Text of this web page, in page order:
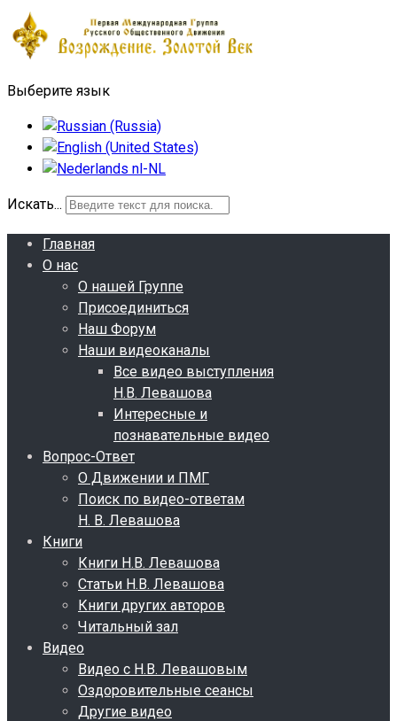
Выберите язык
Искать...
Главная
О нас
О нашей Группе
Присоединиться
Наш Форум
Наши видеоканалы
Все видео выступления
Н.В. Левашова
Интересные и
познавательные видео
Вопрос-Ответ
О Движении и ПМГ
Поиск по видео-ответам
Н. В. Левашова
Книги
Книги Н.В. Левашова
Статьи Н.В. Левашова
Книги других авторов
Читальный зал
Видео
Видео с Н.В. Левашовым
Оздоровительные сеансы
Другие видео